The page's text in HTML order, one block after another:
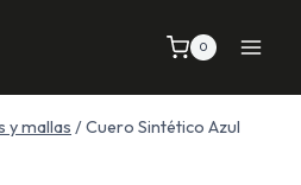
0
y mallas /Cuero Sintético Azul